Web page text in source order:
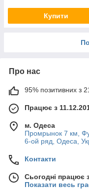
Купити
Про нас
95% позитивних з
Працює з
м. Одеса
Промрынок 7 км,
6-ой ряд, Одеса,
Контакти
Сьогодні працює
Показати весь